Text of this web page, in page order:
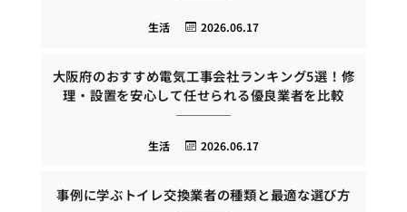
2026.06.17
生活
大阪府のおすすめ電気工事会社ランキング5選！修
理・設置を安心して任せられる優良業者を比較
2026.06.17
生活
事例に学ぶトイレ交換業者の種類と最適な選び方